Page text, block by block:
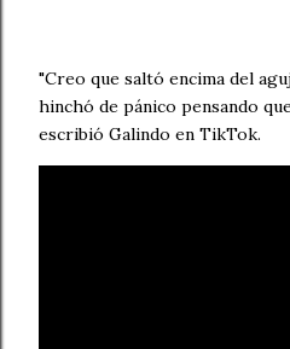
"Creo que saltó encima del
hinchó de pánico pensando
escribió Galindo en TikTok.